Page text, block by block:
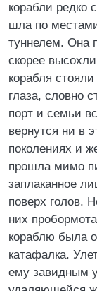
корабли редко
шла по
туннелем. Она
скорее
корабля
глаза, словно
порт и семьи
вернутся ни в
поколениях и
прошла мимо
заплаканное
поверх голов.
них
кораблю была
катафалка.
ему завидным